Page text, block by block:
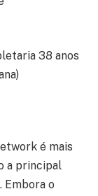
38 anos
é mais
a principal
Embora o